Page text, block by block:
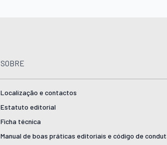
SOBRE
Localização e contactos
Estatuto editorial
Ficha técnica
Manual de boas práticas editoriais e código de